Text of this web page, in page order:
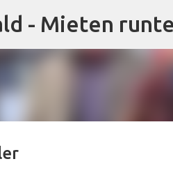
Direkt zum
- Mieten